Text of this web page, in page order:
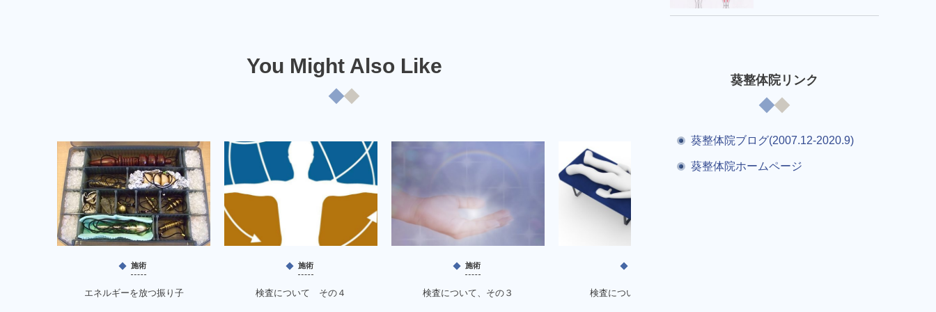
You Might Also Like
施術
エネルギーを放つ振り子
施術
検査について その４
施術
検査について、その３ 検査について その２
葵整体院リンク
葵整体院ブログ(2007.12-2020.9)
葵整体院ホームページ